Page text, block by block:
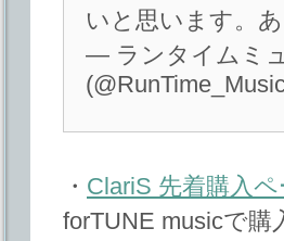
いと思います。
— ランタイムミ
・ ClariS 先着購入ペ
forTUNE musicで